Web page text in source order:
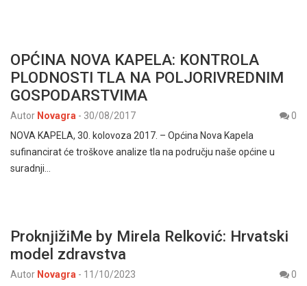
OPĆINA NOVA KAPELA: KONTROLA
PLODNOSTI TLA NA POLJORIVREDNIM
GOSPODARSTVIMA
Autor Novagra - 30/08/2017
0
NOVA KAPELA, 30. kolovoza 2017. – Općina Nova Kapela
sufinancirat će troškove analize tla na području naše općine u
suradnji…
ProknjižiMe by Mirela Relković: Hrvatski
model zdravstva
Autor Novagra - 11/10/2023
0